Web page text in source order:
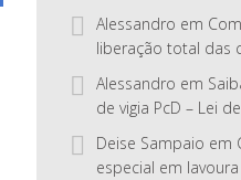
Alessandro em
liberação total das
Alessandro em
de vigia PcD – Lei
Deise Sampaio em
especial em